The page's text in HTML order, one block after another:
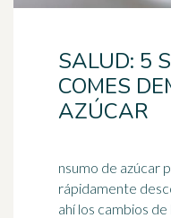
SALUD: 5
COMES
AZÚCAR
nsumo de azúcar
rápidamente
ahí los cambios de humor - los